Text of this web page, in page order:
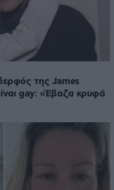
της James
gay: «Έβαζα κρυφά